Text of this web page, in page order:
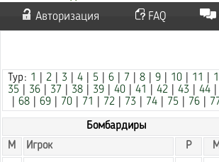
Авторизация FAQ
Тур: 1 |2 3 |4 5 |6 7 |8 |9 10 11
35
36 37 38 39 40 41 42 43 44
68 69 70 71 72 73 74 75 76
Бомбардиры
М
Игрок Р
М